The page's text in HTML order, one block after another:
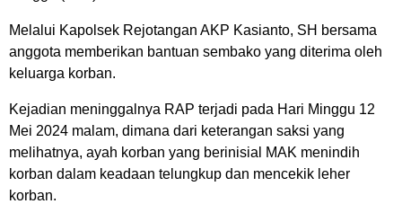
Melalui Kapolsek Rejotangan AKP Kasianto, SH bersama
anggota memberikan bantuan sembako yang diterima oleh
keluarga korban.
Kejadian meninggalnya RAP terjadi pada Hari Minggu 12
Mei 2024 malam, dimana dari keterangan saksi yang
melihatnya, ayah korban yang berinisial MAK menindih
korban dalam keadaan telungkup dan mencekik leher
korban.